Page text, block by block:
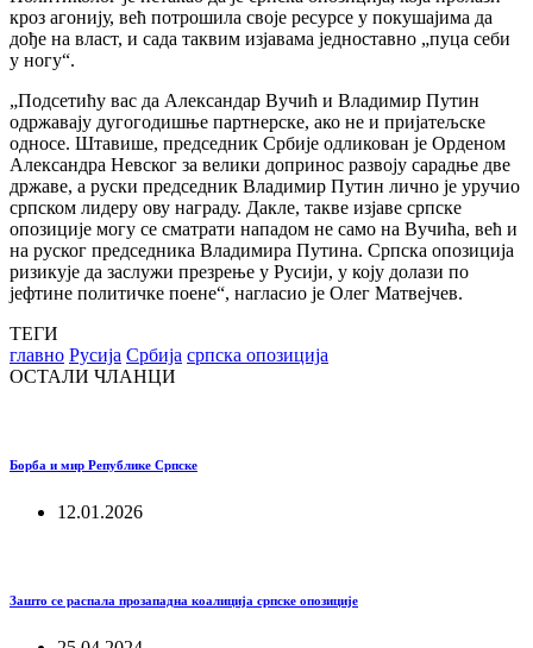
кроз агонију, већ потрошила своје ресурсе у покушајима да
дође на власт, и сада таквим изјавама једноставно „пуца себи
у ногу“.
„Подсетићу вас да Александар Вучић и Владимир Путин
одржавају дугогодишње партнерске, ако не и пријатељске
односе. Штавише, председник Србије одликован је Орденом
Александра Невског за велики допринос развоју сарадње две
државе, а руски председник Владимир Путин лично је уручио
српском лидеру ову награду. Дакле, такве изјаве српске
опозиције могу се сматрати нападом не само на Вучића, већ и
на руског председника Владимира Путина. Српска опозиција
ризикује да заслужи презрење у Русији, у коју долази по
јефтине политичке поене“, нагласио је Олег Матвејчев.
ТЕГИ
главно Русија Србија српска опозиција
ОСТАЛИ ЧЛАНЦИ
Борба и мир Републике Српске
12.01.2026
Зашто се распала прозападна коалиција српске опозиције